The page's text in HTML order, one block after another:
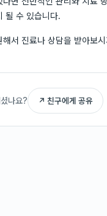
될 수 있습니다.
서 진료나 상담을 받아보
나요? ↗ 친구에게 공유